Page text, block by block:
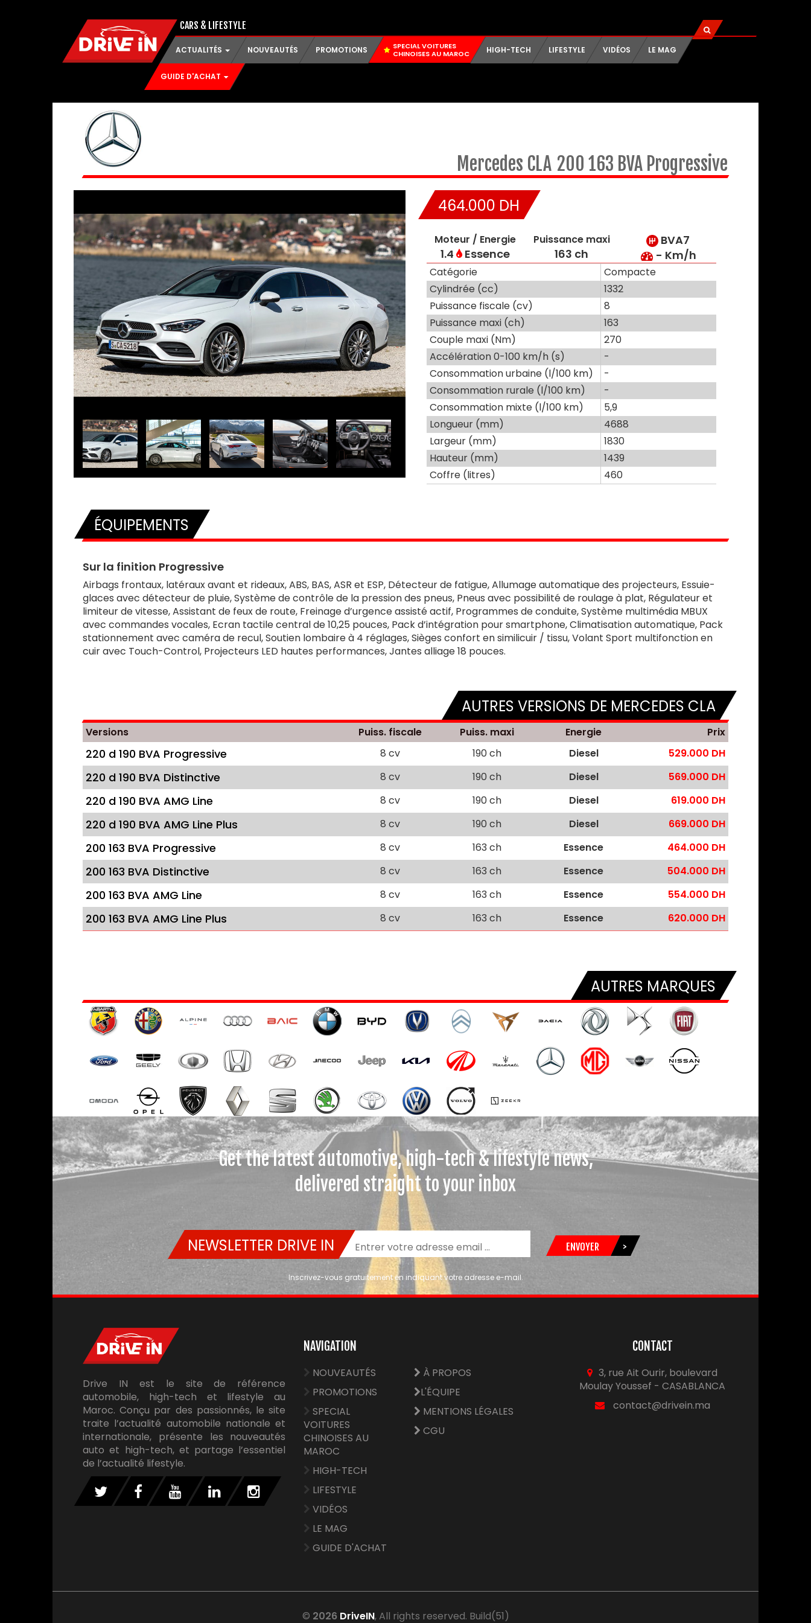
CARS & LIFESTYLE
ACTUALITÉS NOUVEAUTÉS PROMOTIONS
SPECIAL VOITURES
CHINOISES AU MAROC
HIGH-TECH LIFESTYLE VIDÉOS LE MAG
GUIDE D'ACHAT
Mercedes CLA 200 163 BVA Progressive
464.000 DH
Moteur / Energie
1.4 Essence
Puissance maxi
163 ch
BVA7
- Km/h
Catégorie
Compacte
Cylindrée (cc)
1332
Puissance fiscale (cv)
8
Puissance maxi (ch)
163
Couple maxi (Nm)
270
Accélération 0-100 km/h (s)
-
Consommation urbaine (l/100 km)
-
Consommation rurale (l/100 km)
-
Consommation mixte (l/100 km)
5,9
Longueur (mm)
4688
Largeur (mm)
1830
Hauteur (mm)
1439
Coffre (litres)
460
ÉQUIPEMENTS
Sur la finition Progressive
Airbags frontaux, latéraux avant et rideaux, ABS, BAS, ASR et ESP, Détecteur de fatigue, Allumage automatique des projecteurs, Essuie-
glaces avec détecteur de pluie, Système de contrôle de la pression des pneus, Pneus avec possibilité de roulage à plat, Régulateur et
limiteur de vitesse, Assistant de feux de route, Freinage d’urgence assisté actif, Programmes de conduite, Système multimédia MBUX
avec commandes vocales, Ecran tactile central de 10,25 pouces, Pack d’intégration pour smartphone, Climatisation automatique, Pack
stationnement avec caméra de recul, Soutien lombaire à 4 réglages, Sièges confort en similicuir / tissu, Volant Sport multifonction en
cuir avec Touch-Control, Projecteurs LED hautes performances, Jantes alliage 18 pouces.
AUTRES VERSIONS DE MERCEDES CLA
Versions Puiss. fiscale Puiss. maxi Energie Prix
220 d 190 BVA Progressive 8 cv 190 ch Diesel 529.000 DH
220 d 190 BVA Distinctive 8 cv 190 ch Diesel 569.000 DH
220 d 190 BVA AMG Line 8 cv 190 ch Diesel 619.000 DH
220 d 190 BVA AMG Line Plus 8 cv 190 ch Diesel 669.000 DH
200 163 BVA Progressive 8 cv 163 ch Essence 464.000 DH
200 163 BVA Distinctive 8 cv 163 ch Essence 504.000 DH
200 163 BVA AMG Line 8 cv 163 ch Essence 554.000 DH
200 163 BVA AMG Line Plus 8 cv 163 ch Essence 620.000 DH
AUTRES MARQUES
Get the latest automotive, high-tech & lifestyle news,
delivered straight to your inbox
NEWSLETTER DRIVE IN ENVOYER >
Inscrivez-vous gratuitement en indiquant votre adresse e-mail.
Drive IN est le site de référence
automobile, high-tech et lifestyle au
Maroc. Conçu par des passionnés, le site
traite l’actualité automobile nationale et
internationale, présente les nouveautés
auto et high-tech, et partage l’essentiel
de l’actualité lifestyle.
NAVIGATION
NOUVEAUTÉS
PROMOTIONS
SPECIAL
VOITURES
CHINOISES AU
MAROC
HIGH-TECH
LIFESTYLE
VIDÉOS
LE MAG
GUIDE D'ACHAT
À PROPOS
L'ÉQUIPE
MENTIONS LÉGALES
CGU
CONTACT
3, rue Ait Ourir, boulevard
Moulay Youssef - CASABLANCA
contact@drivein.ma
© 2026 DriveIN, All rights reserved. Build(51)